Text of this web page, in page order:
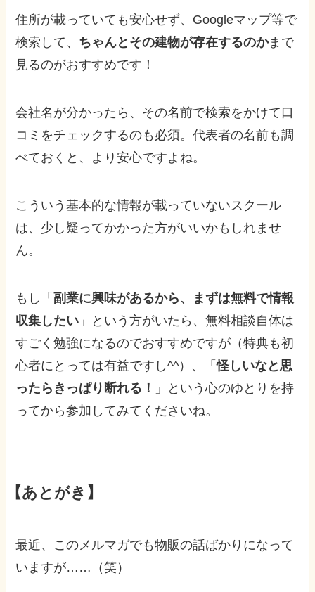
住所が載っていても安心せず、Googleマップ等で
検索して、 ちゃんとその建物が存在するのかまで
見るのがおすすめです！
会社名が分かったら、その名前で検索をかけて口
コミをチェックするのも必須。代表者の名前も調
べておくと、より安心ですよね。
こういう基本的な情報が載っていないスクール
は、少し疑ってかかった方がいいかもしれませ
ん。
もし「副業に興味があるから、まずは無料で情報
収集したい 」という方がいたら、無料相談自体は
すごく勉強になるのでおすすめですが（特典も初
心者にとっては有益ですし^^）、「怪しいなと思
ったらきっぱり断れる！
」という心のゆとりを持
ってから参加してみてくださいね。
【あとがき】
最近、このメルマガでも物販の話ばかりになって
いますが……（笑）